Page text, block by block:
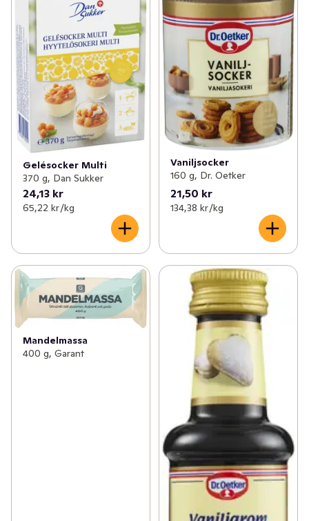
Gelésocker Multi
370 g, Dan Sukker
24,13 kr
65,22 kr /kg
Vaniljsocker
160 g, Dr. Oetker
21,50 kr
134,38 kr /kg
Mandelmassa
400 g, Garant